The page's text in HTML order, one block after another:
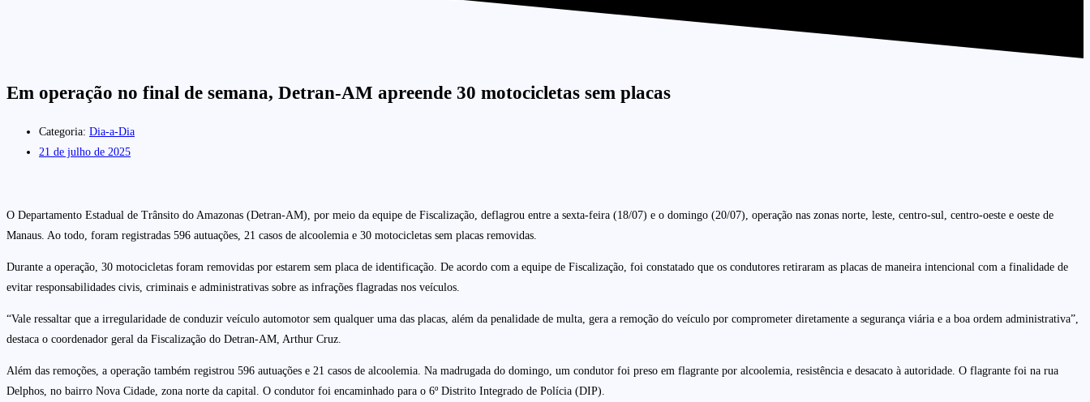
Em operação no final de semana, Detran-AM apreende 30 motocicletas sem placas
Categoria: Dia-a-Dia
21 de julho de 2025
O Departamento Estadual de Trânsito do Amazonas (Detran-AM), por meio da equipe de Fiscalização, deflagrou entre a sexta-feira (18/07) e o domingo (20/07), operação nas zonas norte, leste, centro-sul, centro-oeste e oeste de
Manaus. Ao todo, foram registradas 596 autuações, 21 casos de alcoolemia e 30 motocicletas sem placas removidas.
Durante a operação, 30 motocicletas foram removidas por estarem sem placa de identificação. De acordo com a equipe de Fiscalização, foi constatado que os condutores retiraram as placas de maneira intencional com a finalidade de
evitar responsabilidades civis, criminais e administrativas sobre as infrações flagradas nos veículos.
“Vale ressaltar que a irregularidade de conduzir veículo automotor sem qualquer uma das placas, além da penalidade de multa, gera a remoção do veículo por comprometer diretamente a segurança viária e a boa ordem administrativa”,
destaca o coordenador geral da Fiscalização do Detran-AM, Arthur Cruz.
Além das remoções, a operação também registrou 596 autuações e 21 casos de alcoolemia. Na madrugada do domingo, um condutor foi preso em flagrante por alcoolemia, resistência e desacato à autoridade. O flagrante foi na rua
Delphos, no bairro Nova Cidade, zona norte da capital. O condutor foi encaminhado para o 6º Distrito Integrado de Polícia (DIP).